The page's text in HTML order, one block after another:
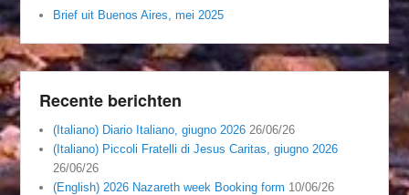
Brief uit Buenos Aires, mei 2025
Recente berichten
(Italiano) Diario Italiano, giugno 2026 26/06/26
(Italiano) Piccoli Fratelli di Jesus Caritas, giugno 2026
26/06/26
(English) 2026 Nazareth week Booking form 10/06/26